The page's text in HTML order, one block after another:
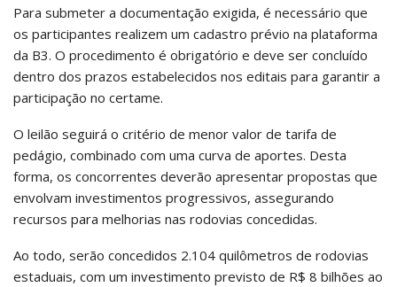
Para submeter a documentação exigida, é necessário que
os participantes realizem um cadastro prévio na plataforma
da B3. O procedimento é obrigatório e deve ser concluído
dentro dos prazos estabelecidos nos editais para garantir a
participação no certame.
O leilão seguirá o critério de menor valor de tarifa de
pedágio, combinado com uma curva de aportes. Desta
forma, os concorrentes deverão apresentar propostas que
envolvam investimentos progressivos, assegurando
recursos para melhorias nas rodovias concedidas.
Ao todo, serão concedidos 2.104 quilômetros de rodovias
estaduais, com um investimento previsto de R$ 8 bilhões ao